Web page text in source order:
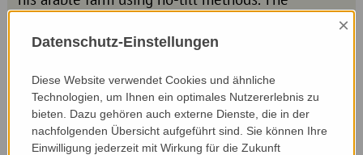
FarmBioNetproject was also presented, and
measures for increasing biodiversity in the fields
were discussed with the participants. A detailed
report can be foundhere.
Datenschutz-Einstellungen
×
Diese Website verwendet Cookies und ähnliche
Technologien, um Ihnen ein optimales Nutzererlebnis zu
bieten. Dazu gehören auch externe Dienste, die in der
nachfolgenden Übersicht aufgeführt sind. Sie können Ihre
Einwilligung jederzeit mit Wirkung für die Zukunft